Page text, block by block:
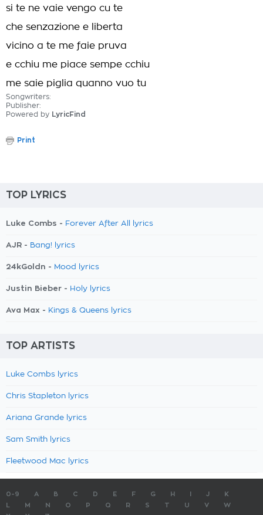
si te ne vaie vengo cu te
che senzazione e liberta
vicino a te me faie pruva
e cchiu me piace sempe cchiu
me saie piglia quanno vuo tu
Songwriters:
Publisher:
Powered by LyricFind
Print
TOP LYRICS
Luke Combs - Forever After All lyrics
AJR - Bang! lyrics
24kGoldn - Mood lyrics
Justin Bieber - Holy lyrics
Ava Max - Kings & Queens lyrics
TOP ARTISTS
Luke Combs lyrics
Chris Stapleton lyrics
Ariana Grande lyrics
Sam Smith lyrics
Fleetwood Mac lyrics
0-9 A B C D E F G H J
K
M N O P Q R S T U V
W